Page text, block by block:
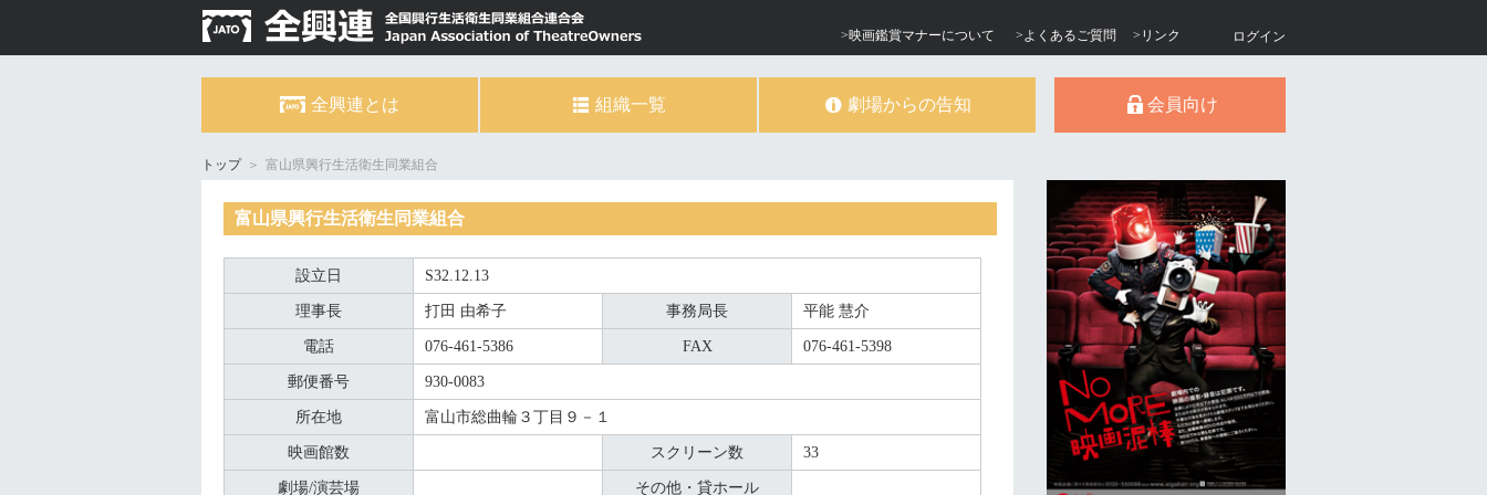
>映画鑑賞マナーについて >よくあるご質問 >リンク ログイン
全興連とは 組織一覧 劇場からの告知 会員向け
トップ ＞ 富山県興行生活衛生同業組合
富山県興行生活衛生同業組合
設立日 S32.12.13
理事長 打田 由希子 事務局長 平能 慧介
電話 076-461-5386 FAX 076-461-5398
郵便番号 930-0083
所在地 富山市総曲輪３丁目９－１
映画館数 スクリーン数 33
劇場/演芸場 その他・貸ホール